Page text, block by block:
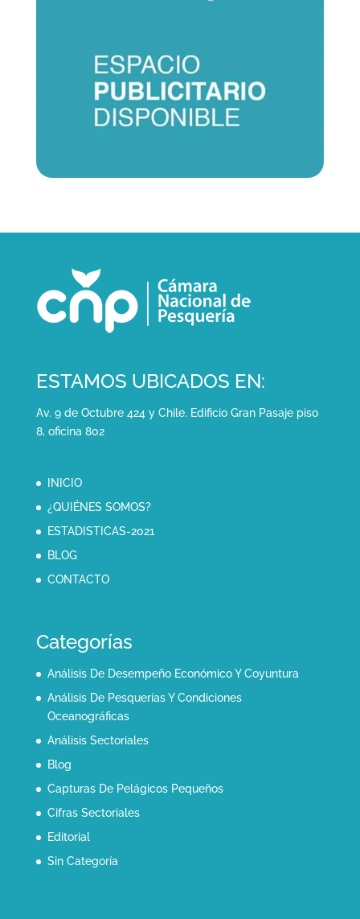
ESTAMOS UBICADOS EN:
Av. 9 de Octubre 424 y Chile. Edificio Gran Pasaje piso
8, oficina 802
INICIO
¿QUIÉNES SOMOS?
ESTADISTICAS-2021
BLOG
CONTACTO
Categorías
Análisis De Desempeño Económico Y Coyuntura
Análisis De Pesquerías Y Condiciones
Oceanográficas
Análisis Sectoriales
Blog
Capturas De Pelágicos Pequeños
Cifras Sectoriales
Editorial
Sin Categoría